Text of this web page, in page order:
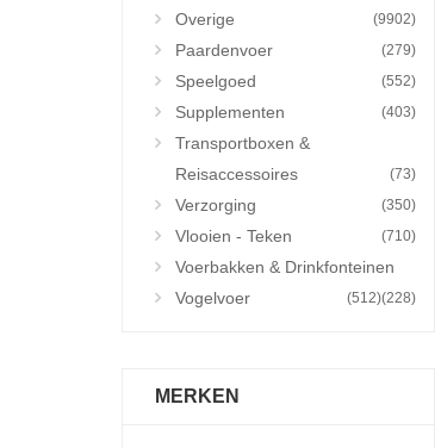
Overige (9902)
Paardenvoer (279)
Speelgoed (552)
Supplementen (403)
Transportboxen &
Reisaccessoires
(73)
Verzorging (350)
Vlooien - Teken (710)
Voerbakken & Drinkfonteinen
(228)
Vogelvoer (512)
MERKEN